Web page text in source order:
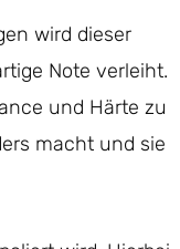
wird dieser
Note verleiht.
und Härte zu
macht und sie